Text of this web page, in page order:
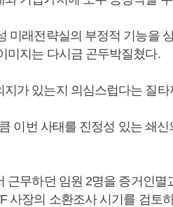
미래전략실의 부정적 기능을
미지는 다시금 곤두박질쳤다.
가 있는지 의심스럽다는 질타
이번 사태를 진정성 있는 쇄
근무하던 임원 2명을 증거인멸
사장의 소환조사 시기를 검토